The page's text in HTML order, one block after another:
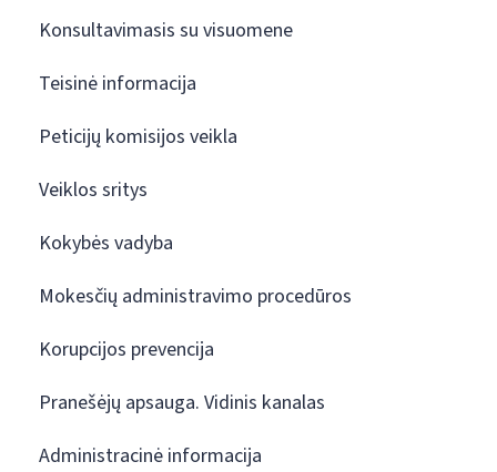
Konsultavimasis su visuomene
Teisinė informacija
Peticijų komisijos veikla
Veiklos sritys
Kokybės vadyba
Mokesčių administravimo procedūros
Korupcijos prevencija
Pranešėjų apsauga. Vidinis kanalas
Administracinė informacija